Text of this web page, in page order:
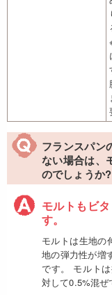
フランスパン
ない場合は、
のでしょうか?
モルトもビ
す。
モルトは生地の
地の弾力性が増
です。 モルト
対して0.5%混ぜ